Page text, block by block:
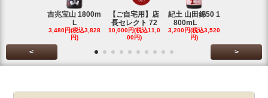
吉兆宝山 1800m
L
3,480円(税込3,828
円)
【ご自宅用】店
長セレクト 72
10,000円(税込11,0
00円)
紀土 山田錦50 1
800mL
3,200円(税込3,520
円)
< >